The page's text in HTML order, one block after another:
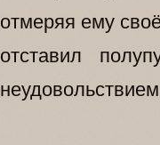
отмеряя ему
отставил